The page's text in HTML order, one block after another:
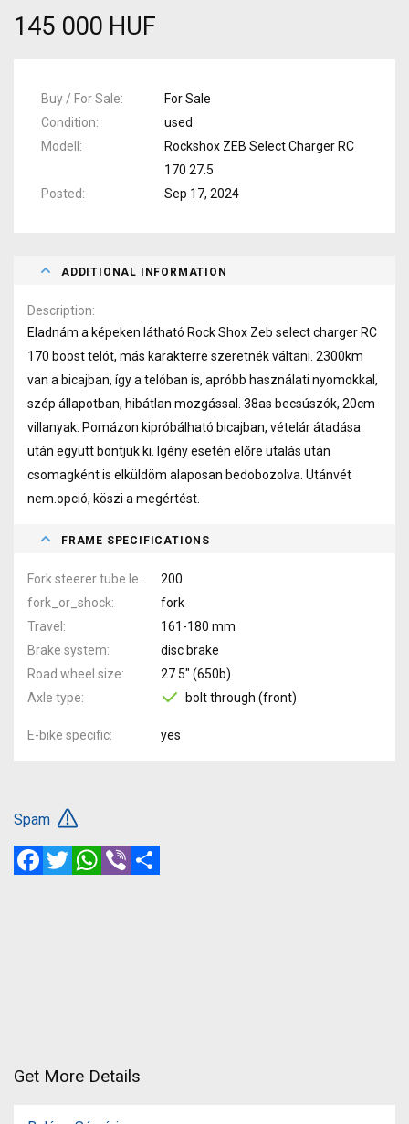
145 000 HUF
Buy / For Sale
For Sale
Condition
used
Modell
Rockshox ZEB Select Charger RC
170 27.5
Posted
Sep 17, 2024
ADDITIONAL INFORMATION
Description
Eladnám a képeken látható Rock Shox Zeb select charger RC
170 boost telót, más karakterre szeretnék váltani. 2300km
van a bicajban, így a telóban is, apróbb használati nyomokkal,
szép állapotban, hibátlan mozgással. 38as becsúszók, 20cm
villanyak. Pomázon kipróbálható bicajban, vételár átadása
után együtt bontjuk ki. Igény esetén előre utalás után
csomagként is elküldöm alaposan bedobozolva. Utánvét
nem.opció, köszi a megértést.
FRAME SPECIFICATIONS
200
fork_or_shock
fork
Travel
161-180 mm
Brake system
disc brake
Road wheel size
27.5" (650b)
Axle type
bolt through (front)
E-bike specific yes
Spam
FacebookTwitterWhatsApp
Viber
Get More Details